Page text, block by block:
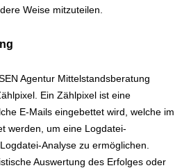
Weise mitzuteilen.
Agentur Mittelstandsberatung
Ein Zählpixel ist eine
E-Mails eingebettet wird, welche im
werden, um eine Logdatei-
Analyse zu ermöglichen.
Auswertung des Erfolges oder